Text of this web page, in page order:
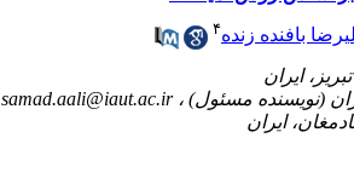
بافنده زنده۴
samad.aali@iaut.ac.ir